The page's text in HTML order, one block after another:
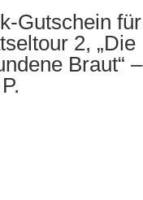
Gutschein für
2, „Die
Braut“ –